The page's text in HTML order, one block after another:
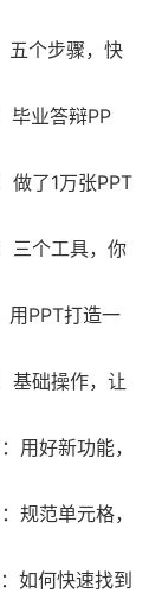
五个步骤，快
毕业答辩PP
做了1万张PPT
三个工具，你
用PPT打造一
基础操作，让
用好新功能，
规范单元格，
如何快速找到